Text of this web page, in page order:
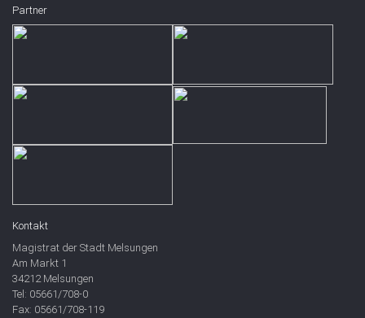
Partner
Kontakt
Magistrat der Stadt Melsungen
Am Markt 1
34212 Melsungen
Tel: 05661/708-0
Fax: 05661/708-119